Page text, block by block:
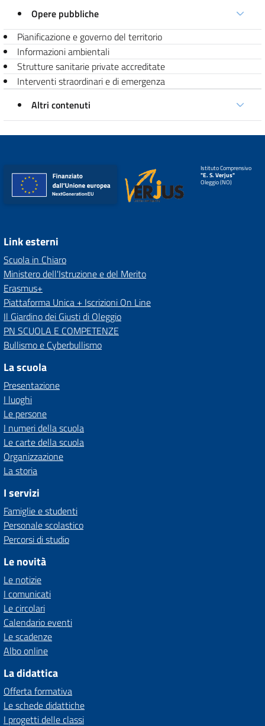
Opere pubbliche
Pianificazione e governo del territorio
Informazioni ambientali
Strutture sanitarie private accreditate
Interventi straordinari e di emergenza
Altri contenuti
Istituto Comprensivo
"E. S. Verjus"
Oleggio (NO)
Link esterni
Scuola in Chiaro
Ministero dell'Istruzione e del Merito
Erasmus+
Piattaforma Unica + Iscrizioni On Line
Il Giardino dei Giusti di Oleggio
PN SCUOLA E COMPETENZE
Bullismo e Cyberbullismo
La scuola
Presentazione
I luoghi
Le persone
I numeri della scuola
Le carte della scuola
Organizzazione
La storia
I servizi
Famiglie e studenti
Personale scolastico
Percorsi di studio
Le novità
Le notizie
I comunicati
Le circolari
Calendario eventi
Le scadenze
Albo online
La didattica
Offerta formativa
Le schede didattiche
I progetti delle classi